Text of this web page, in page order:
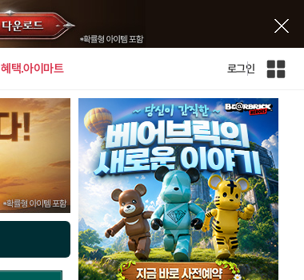
혜택.아이마트 로그인
인
사
이
트
맵